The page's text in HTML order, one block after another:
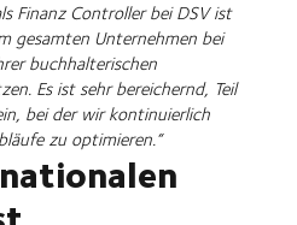
Finanz Controller bei DSV ist
gesamten Unternehmen bei
buchhalterischen
Es ist sehr bereichernd, Teil
bei der wir kontinuierlich
zu optimieren.“